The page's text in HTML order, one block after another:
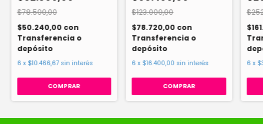
$78.500,00
$50.240,00 con
Transferencia o
depósito
6 x $10.466,67 sin interés
$123.000,00
$78.720,00 con
Transferencia o
depósito
6 x $16.400,00 sin interés 6 x